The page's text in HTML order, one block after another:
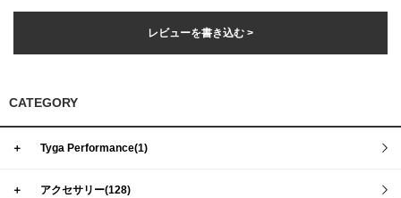
レビューを書き込む >
CATEGORY
＋ Tyga Performance(1)
＋ アクセサリー(128)